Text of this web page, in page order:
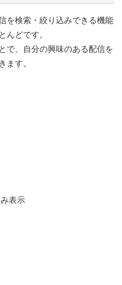
を検索・絞り込みできる機能
んどです。
で、自分の興味のある配信を
ます。
表示